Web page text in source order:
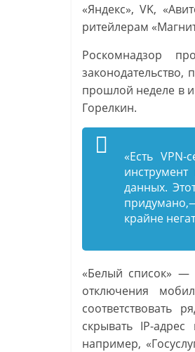
«Яндекс», VK,
ритейлерам
Роскомнадзор
законодательство,
прошлой неделе в
Горелкин.
«Есть
данных.
крайне
«Белый список» —
отключения
соответствовать
скрывать IP-
например,